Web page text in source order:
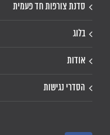
סדנת צורפות חד פעמית
בלוג
אודות
הסדרי נגישות